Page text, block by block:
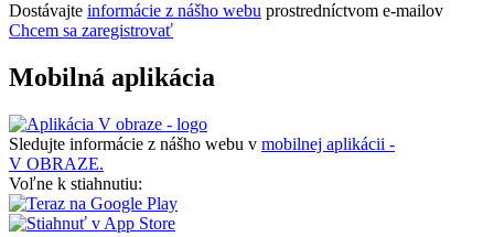
Dostávajte informácie z nášho webu prostredníctvom e-mailov
Chcem sa zaregistrovať
Mobilná aplikácia
Sledujte informácie z nášho webu v mobilnej aplikácii -
V OBRAZE.
Voľne k stiahnutiu: